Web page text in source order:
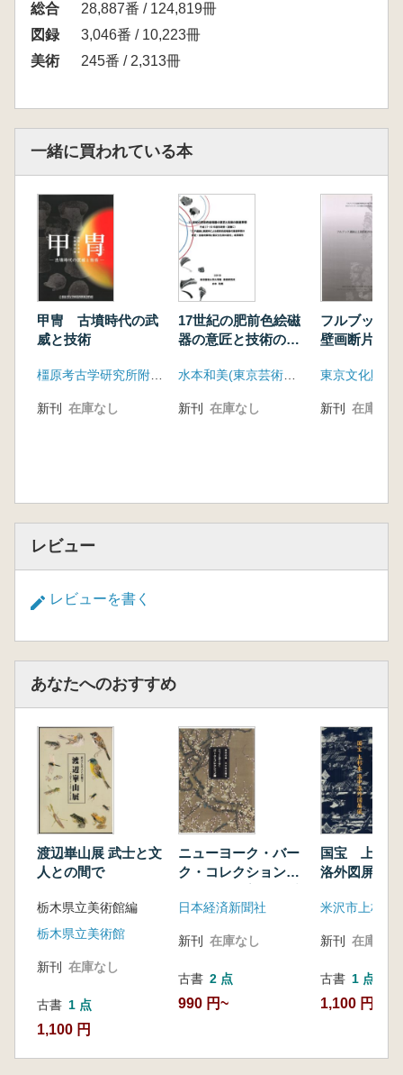
総合
28,887番 / 124,819冊
図録
3,046番 / 10,223冊
美術
245番 / 2,313冊
一緒に買われている本
甲冑 古墳時代の武
威と技術
橿原考古学研究所附属博物館
新刊 在庫なし
17世紀の肥前色絵磁
器の意匠と技術の躍
水本和美(東京芸術大学美術研究科)
新刊 在庫なし
フルブック
壁画断片の
新刊 在庫なし
レビュー
レビューを書く
あなたへのおすすめ
渡辺崋山展 武士と文
人との間で
栃木県立美術館編
栃木県立美術館
新刊 在庫なし
古書 1 点
1,100 円
ニューヨーク・バー
ク・コレクション
年の輝き
日本経済新聞社
新刊 在庫なし
古書 2 点
990 円~
国宝 上杉
洛外図屏風
米沢市上杉博
新刊 在庫なし
古書 1 点
1,100 円